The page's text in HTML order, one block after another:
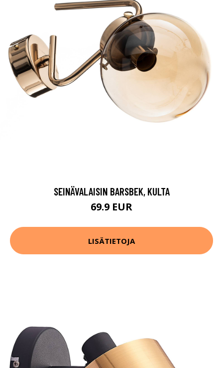
SEINÄVALAISIN BARSBEK, KULTA
69.9 EUR
LISÄTIETOJA